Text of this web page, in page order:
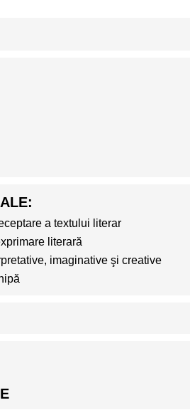
a textului literar
literară
imaginative şi creative